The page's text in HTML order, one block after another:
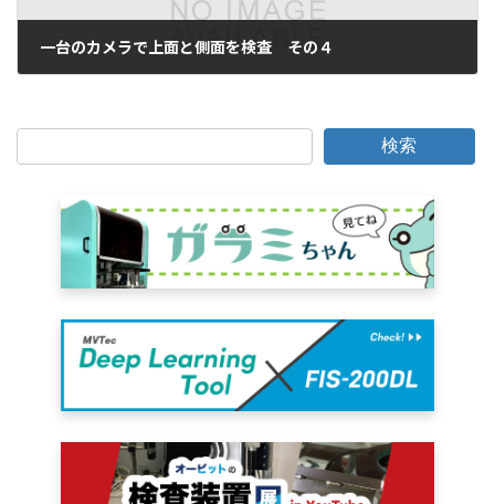
一台のカメラで上面と側面を検査 その４
検索